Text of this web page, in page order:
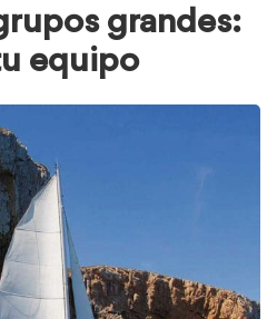
grandes:
equipo